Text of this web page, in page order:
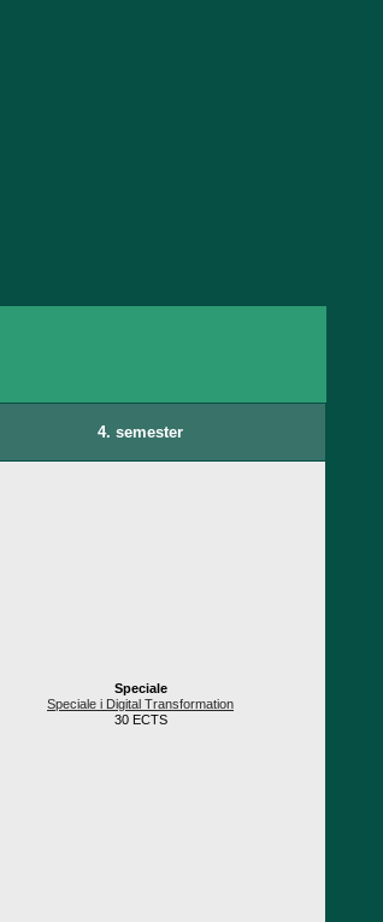
4. semester
Speciale
Speciale i Digital Transformation
30 ECTS